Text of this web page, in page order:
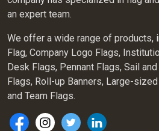
an expert team.
We offer a wide range of products,
Flag, Company Logo Flags,
Desk Flags, Pennant Flags, Sail
Flags, Roll-up Banners, Large-
and Team Flags.